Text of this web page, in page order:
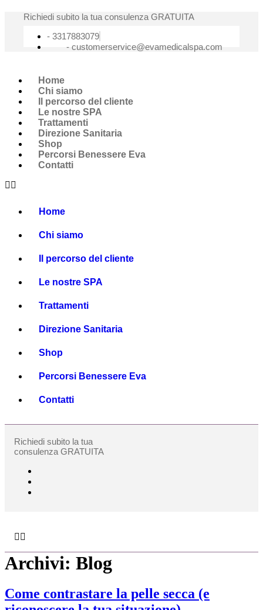
Richiedi subito la tua consulenza GRATUITA
- 3317883079
- customerservice@evamedicalspa.com
Home
Chi siamo
Il percorso del cliente
Le nostre SPA
Trattamenti
Direzione Sanitaria
Shop
Percorsi Benessere Eva
Contatti
Home
Chi siamo
Il percorso del cliente
Le nostre SPA
Trattamenti
Direzione Sanitaria
Shop
Percorsi Benessere Eva
Contatti
Richiedi subito la tua
consulenza GRATUITA
Archivi: Blog
Come contrastare la pelle secca (e